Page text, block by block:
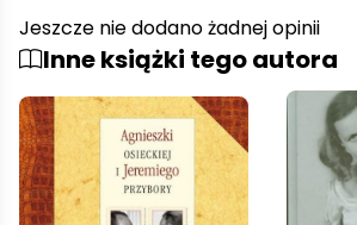
Jeszcze nie dodano żadnej opinii
Inne książki tego autora